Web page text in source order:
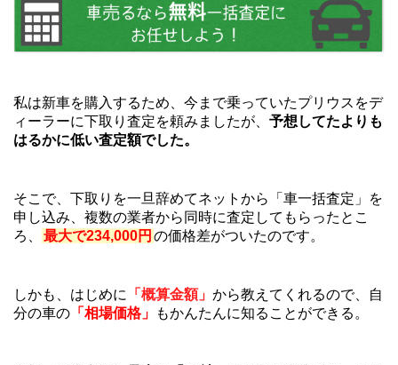
私は新車を購入するため、今まで乗っていたプリウスをデ
ィーラーに下取り査定を頼みましたが、 予想してたよりも
はるかに低い査定額でした。
そこで、下取りを一旦辞めてネットから「車一括査定」を
申し込み、複数の業者から同時に査定してもらったとこ
ろ、
最大で234,000円 の価格差がついたのです。
しかも、はじめに 「概算金額」 から教えてくれるので、自
分の車の 「相場価格」 もかんたんに知ることができる。